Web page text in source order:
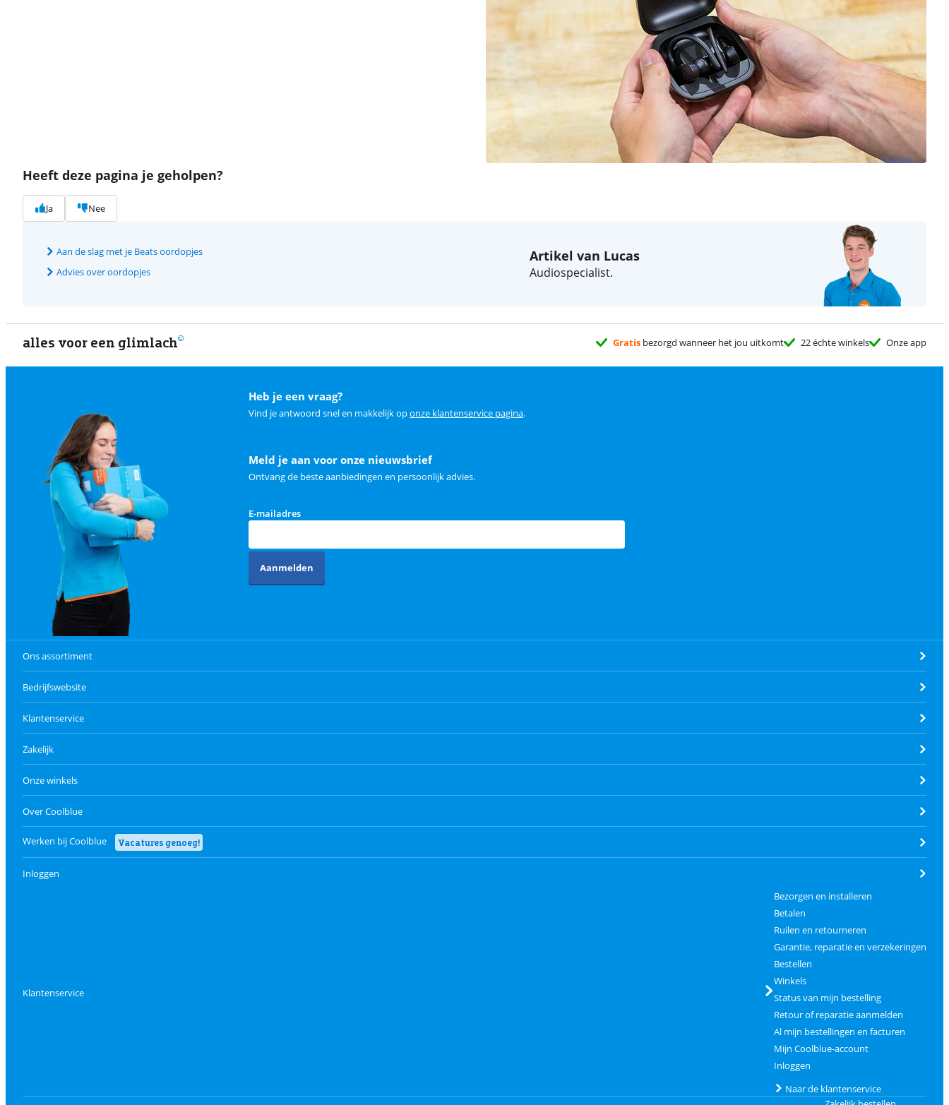
Heeft deze pagina je geholpen?
Ja Nee
Aan de slag met je Beats oordopjes
Advies over oordopjes
Artikel van Lucas
Audiospecialist.
alles voor een glimlach Gratis bezorgd wanneer het jou uitkomt 22 échte winkels Onze app
Heb je een vraag?
Vind je antwoord snel en makkelijk oponze klantenservice pagina.
Meld je aan voor onze nieuwsbrief
Ontvang de beste aanbiedingen en persoonlijk advies.
E-mailadres
Aanmelden
Ons assortiment
Bedrijfswebsite
Klantenservice
Zakelijk
Onze winkels
Over Coolblue
Werken bij Coolblue Vacatures genoeg!
Inloggen
Klantenservice
Bezorgen en installeren
Betalen
Ruilen en retourneren
Garantie, reparatie en verzekeringen
Bestellen
Winkels
Status van mijn bestelling
Retour of reparatie aanmelden
Al mijn bestellingen en facturen
Mijn Coolblue-account
Inloggen
Naar de klantenservice